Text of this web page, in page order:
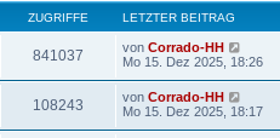
ZUGRIFFE LETZTER BEITRAG
841037 von Corrado-HH
Mo 15. Dez 2025, 18:26
108243 von Corrado-HH
Mo 15. Dez 2025, 18:17